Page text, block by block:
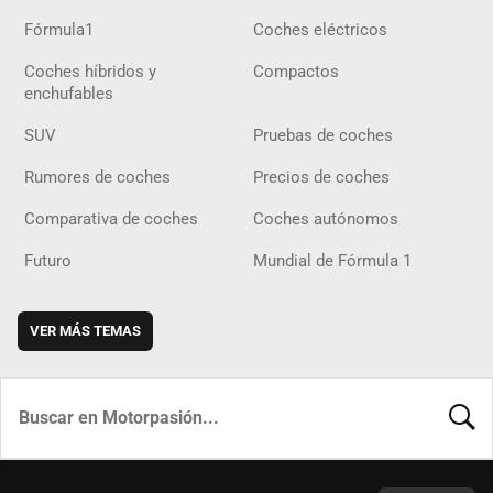
Fórmula1 Coches eléctricos
Coches híbridos y
enchufables
Compactos
SUV Pruebas de coches
Rumores de coches Precios de coches
Comparativa de coches Coches autónomos
Futuro Mundial de Fórmula 1
VER MÁS TEMAS